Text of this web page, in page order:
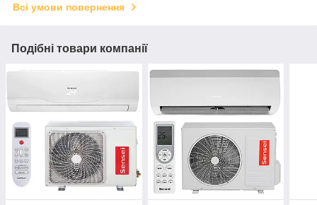
Всі умови повернення
Подібні товари компанії